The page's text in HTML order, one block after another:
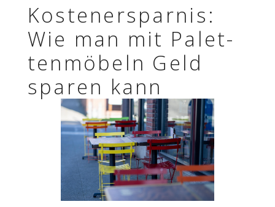
Kosten­er­spar­nis:
Wie man mit Palet­
ten­mö­beln Geld
sparen kann